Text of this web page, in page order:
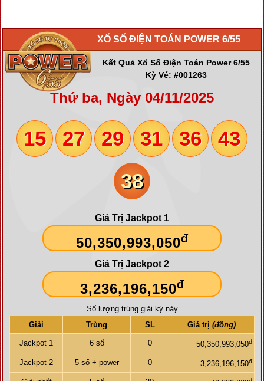
XỔ SỐ ĐIỆN TOÁN POWER 6/55
Kết Quả Xổ Số Điện Toán Power 6/55
Kỳ Vé: #001263
Thứ ba, Ngày 04/11/2025
15 27 29 31 36
43
38
Giá Trị Jackpot 1
50,350,993,050đ
Giá Trị Jackpot 2
3,236,196,150đ
Số lượng trúng giải kỳ này
Giải
Trùng SL Giá trị (đồng)
Jackpot 1 6 số 0 50,350,993,050đ
Jackpot 2 5 số + power 0 3,236,196,150đ